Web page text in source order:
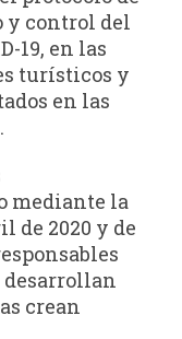
y control del
19, en las
turísticos y
en las
mediante la
de 2020 y de
desarrollan
crean